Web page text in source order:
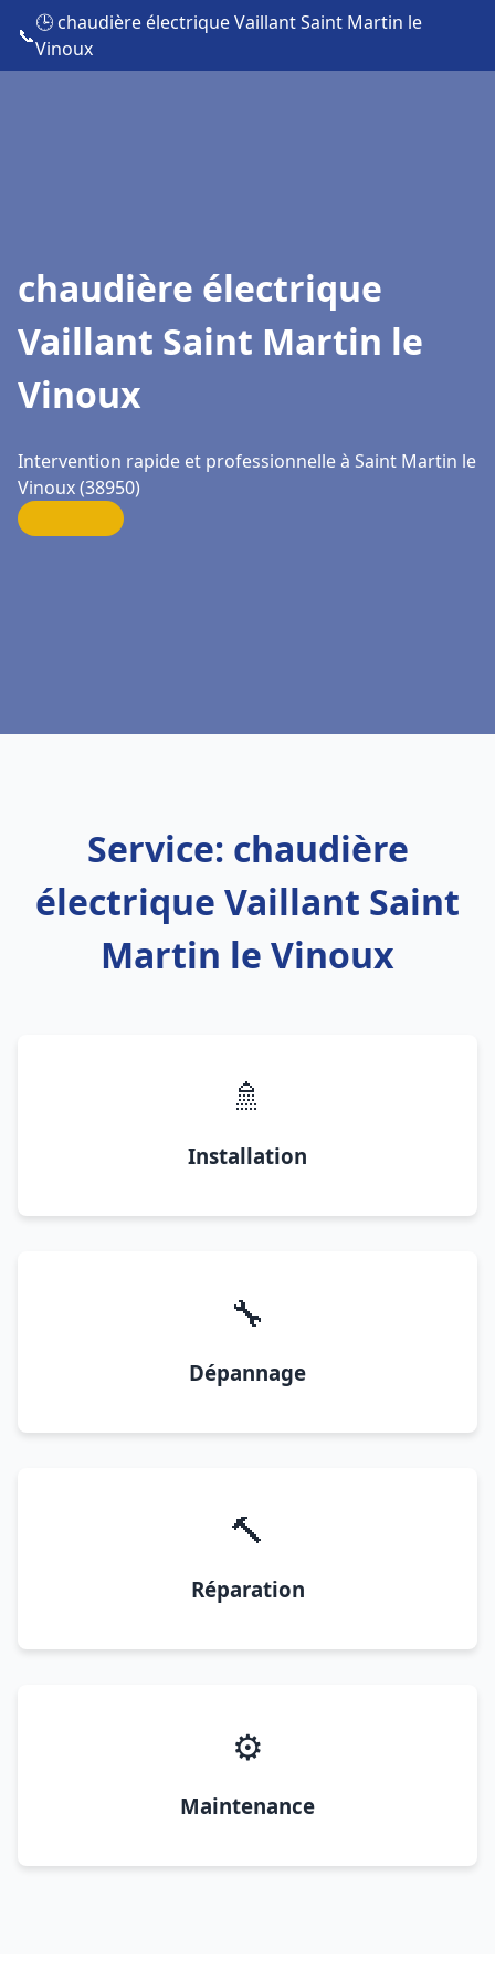
📞
🕒 chaudière électrique Vaillant Saint Martin le
Vinoux
chaudière électrique
Vaillant Saint Martin le
Vinoux
Intervention rapide et professionnelle à Saint Martin le
Vinoux (38950)
Service: chaudière
électrique Vaillant Saint
Martin le Vinoux
🚿
Installation
🔧
Dépannage
🔨
Réparation
⚙️
Maintenance